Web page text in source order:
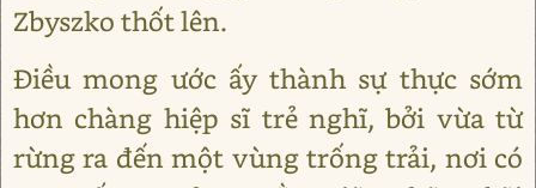
Zbyszko thốt lên.
Điều mong ước ấy thành sự thực sớm
hơn chàng hiệp sĩ trẻ nghĩ, bởi vừa từ
rừng ra đến một vùng trống trải, nơi có